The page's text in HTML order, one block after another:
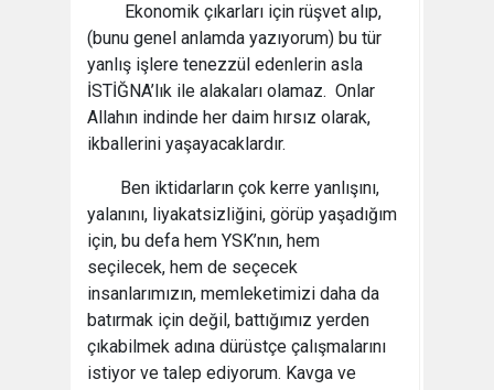
Ekonomik çıkarları için rüşvet alıp,
(bunu genel anlamda yazıyorum) bu tür
yanlış işlere tenezzül edenlerin asla
İSTİĞNA’lık ile alakaları olamaz. Onlar
Allahın indinde her daim hırsız olarak,
ikballerini yaşayacaklardır.
Ben iktidarların çok kerre yanlışını,
yalanını, liyakatsizliğini, görüp yaşadığım
için, bu defa hem YSK’nın, hem
seçilecek, hem de seçecek
insanlarımızın, memleketimizi daha da
batırmak için değil, battığımız yerden
çıkabilmek adına dürüstçe çalışmalarını
istiyor ve talep ediyorum. Kavga ve